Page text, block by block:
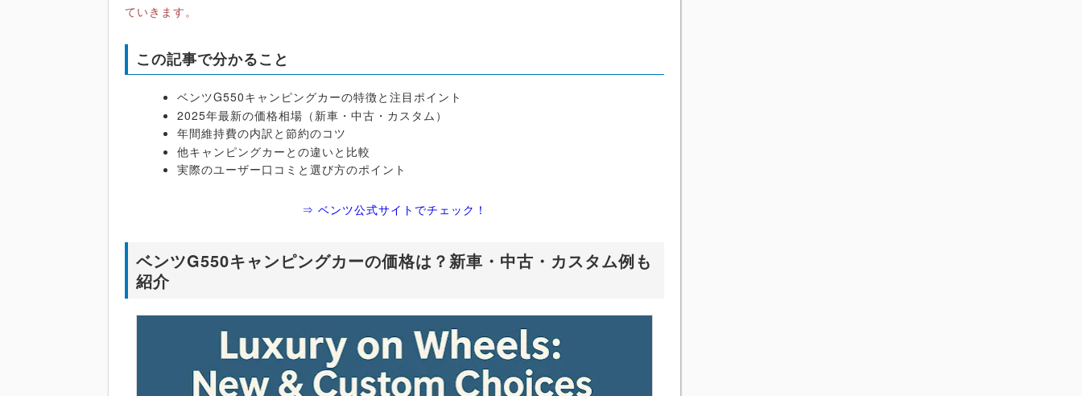
ていきます。
この記事で分かること
ベンツG550キャンピングカーの特徴と注目ポイント
2025年最新の価格相場（新車・中古・カスタム）
年間維持費の内訳と節約のコツ
他キャンピングカーとの違いと比較
実際のユーザー口コミと選び方のポイント
⇒ ベンツ公式サイトでチェック！
ベンツG550キャンピングカーの価格は？新車・中古・カスタム例も
紹介